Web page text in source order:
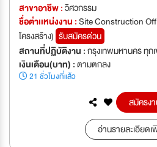
สาขาอาชีพ :วิศวกรรม
ชื่อตำเเหน่งงาน :Site Construction
โครงสร้าง) รับสมัครด่วน
สถานที่ปฏิบัติงาน :กรุงเทพมหานคร ทุก
เงินเดือน(บาท) :ตามตกลง
21 ชั่วโมงที่แล้ว
สมัครง
อ่านรายละเอียด